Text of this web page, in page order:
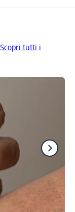
Scopri tutti i